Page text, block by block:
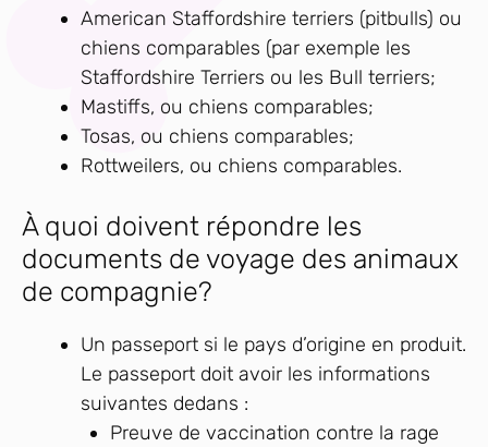
American Staffordshire terriers (pitbulls) ou
chiens comparables (par exemple les
Staffordshire Terriers ou les Bull terriers;
Mastiffs, ou chiens comparables;
Tosas, ou chiens comparables;
Rottweilers, ou chiens comparables.
À quoi doivent répondre les
documents de voyage des animaux
de compagnie?
Un passeport si le pays d’origine en produit.
Le passeport doit avoir les informations
suivantes dedans :
Preuve de vaccination contre la rage